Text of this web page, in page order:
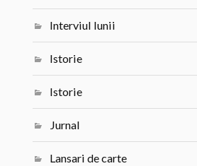
Interviul lunii
Istorie
Istorie
Jurnal
Lansari de carte